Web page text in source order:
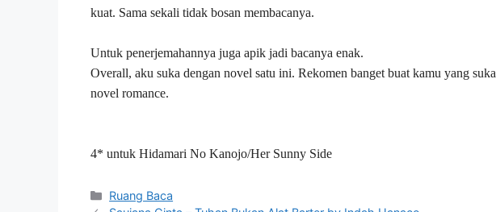
kuat. Sama sekali tidak bosan membacanya.
Untuk penerjemahannya juga apik jadi bacanya enak.
Overall, aku suka dengan novel satu ini. Rekomen banget buat kamu yang suka
novel romance.
4* untuk Hidamari No Kanojo/Her Sunny Side
Kategori
Ruang Baca